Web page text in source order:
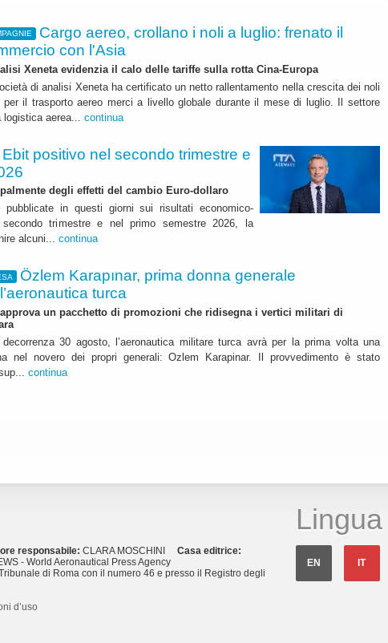
Cargo aereo, crollano i noli a luglio: frenato il
con l'Asia
Xeneta evidenzia il calo delle tariffe sulla rotta Cina-Europa
di analisi Xeneta ha certificato un netto rallentamento nella crescita dei noli
per il trasporto aereo merci a livello globale durante il mese di luglio. Il settore
logistica aerea... continua
positivo nel secondo trimestre e
degli effetti del cambio Euro-dollaro
pubblicate in questi giorni sui risultati economico-
trimestre e nel primo semestre 2026, la
alcuni... continua
Özlem Karapınar, prima donna generale
turca
un pacchetto di promozioni che ridisegna i vertici militari di
decorrenza 30 agosto, l’aeronautica militare turca avrà per la prima volta una
nel novero dei propri generali: Ozlem Karapinar. Il provvedimento è stato
continua
responsabile: CLARA MOSCHINI Casa editrice:
- World Aeronautical Press Agency
di Roma con il numero 46 e presso il Registro degli
d’uso
Lingua
EN IT